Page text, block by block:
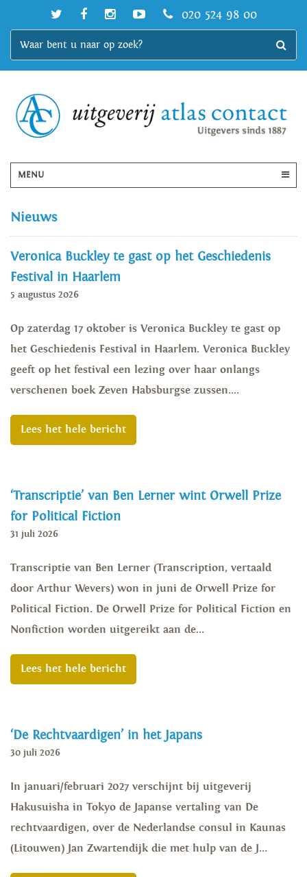
020 524 98 00
MENU
Nieuws
Veronica Buckley te gast op het Geschiedenis
Festival in Haarlem
5 augustus 2026
Op zaterdag 17 oktober is Veronica Buckley te gast op
het Geschiedenis Festival in Haarlem. Veronica Buckley
geeft op het festival een lezing over haar onlangs
verschenen boek Zeven Habsburgse zussen....
Lees het hele bericht
‘Transcriptie’ van Ben Lerner wint Orwell Prize
for Political Fiction
31 juli 2026
Transcriptie van Ben Lerner (Transcription, vertaald
door Arthur Wevers) won in juni de Orwell Prize for
Political Fiction. De Orwell Prize for Political Fiction en
Nonfiction worden uitgereikt aan de...
Lees het hele bericht
‘De Rechtvaardigen’ in het Japans
30 juli 2026
In januari/februari 2027 verschijnt bij uitgeverij
Hakusuisha in Tokyo de Japanse vertaling van De
rechtvaardigen, over de Nederlandse consul in Kaunas
(Litouwen) Jan Zwartendijk die met hulp van de J...